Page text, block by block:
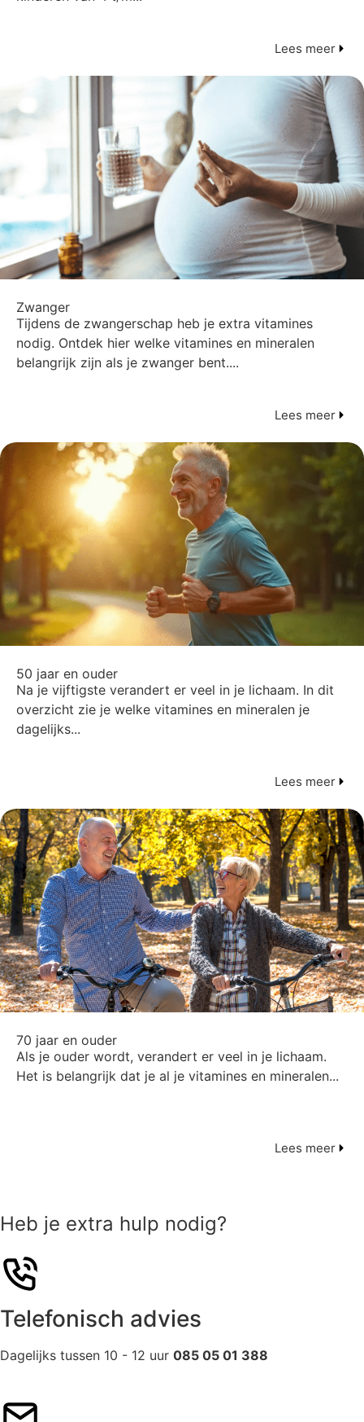
Lees meer
Zwanger
Tijdens de zwangerschap heb je extra vitamines
nodig. Ontdek hier welke vitamines en mineralen
belangrijk zijn als je zwanger bent....
Lees meer
50 jaar en ouder
Na je vijftigste verandert er veel in je lichaam. In dit
overzicht zie je welke vitamines en mineralen je
dagelijks...
Lees meer
70 jaar en ouder
Als je ouder wordt, verandert er veel in je lichaam.
Het is belangrijk dat je al je vitamines en mineralen...
Lees meer
Heb je extra hulp nodig?
Telefonisch advies
Dagelijks tussen 10 - 12 uur 085 05 01 388